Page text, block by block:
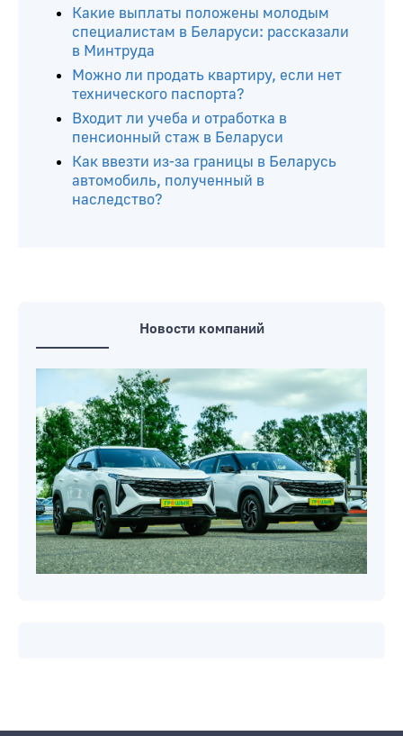
Какие выплаты положены молодым
специалистам в Беларуси: рассказали
в Минтруда
Можно ли продать квартиру, если нет
технического паспорта?
Входит ли учеба и отработка в
пенсионный стаж в Беларуси
Как ввезти из-за границы в Беларусь
автомобиль, полученный в
наследство?
Новости компаний